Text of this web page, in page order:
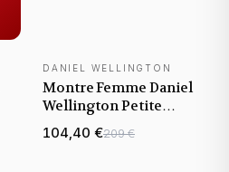
DANIEL WELLINGTON
Montre Femme Daniel
Wellington Petite
Lumine 5-Link Melrose
DW00100617 cadran
104,40 €209 €